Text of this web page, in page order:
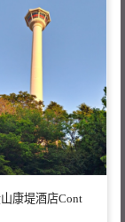
康堤酒店Cont